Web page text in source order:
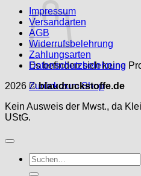
Es befinden sich keine
Zurück zum Shop
Impressum
Versandarten
AGB
Widerrufsbelehrung
Zahlungsarten
Datenschutzbelehrung
2026 ©blaudruckstoffe.de
Kein Ausweis der Mwst., da
UStG.
Suche
nach: